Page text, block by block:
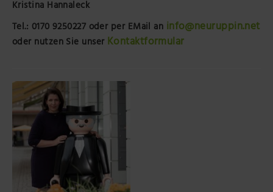
Kristina Hannaleck
Tel.: 0170 9250227 oder per EMail an info@neuruppin.net
oder nutzen Sie unser Kontaktformular